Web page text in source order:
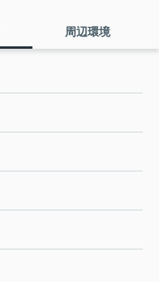
周辺環境